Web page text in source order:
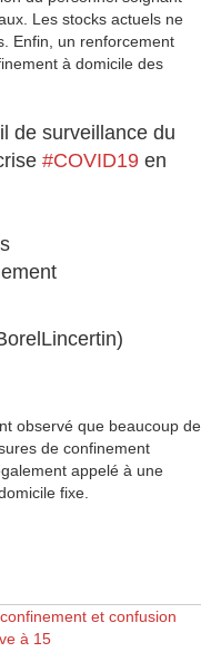
Les stocks actuels ne
Enfin, un renforcement
à domicile des
de surveillance du
#COVID19 en
observé que beaucoup de
de confinement
appelé à une
fixe.
et confusion
à 15